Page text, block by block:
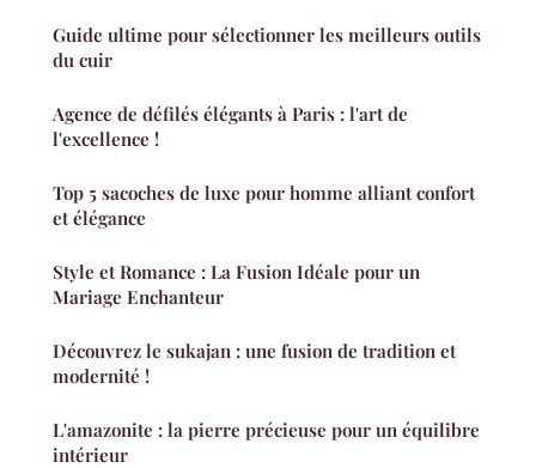
Guide ultime pour sélectionner les meilleurs outils
du cuir
Agence de défilés élégants à Paris : l'art de
l'excellence !
Top 5 sacoches de luxe pour homme alliant confort
et élégance
Style et Romance : La Fusion Idéale pour un
Mariage Enchanteur
Découvrez le sukajan : une fusion de tradition et
modernité !
L'amazonite : la pierre précieuse pour un équilibre
intérieur